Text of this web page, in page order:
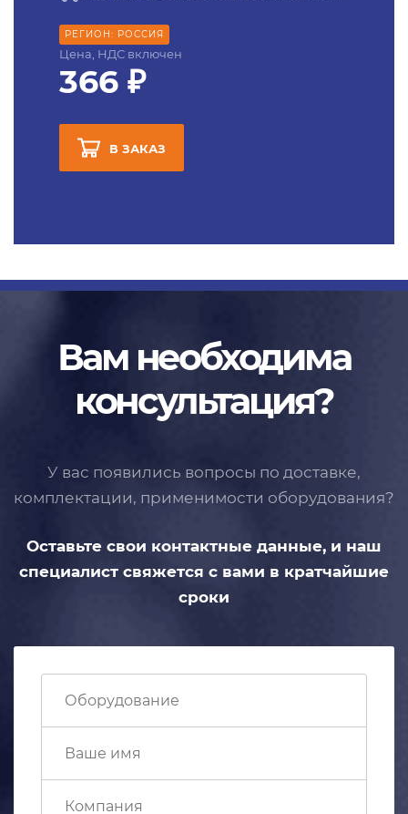
РЕГИОН: РОССИЯ
Цена, НДС включен
366 ₽
В ЗАКАЗ
Вам необходима
консультация?
У вас появились вопросы по доставке,
комплектации, применимости оборудования?
Оставьте свои контактные данные, и наш
специалист свяжется с вами в кратчайшие
сроки